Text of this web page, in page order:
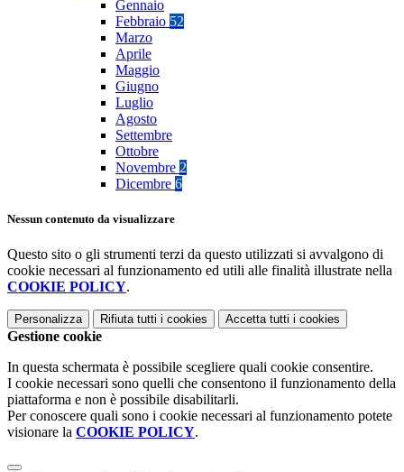
Gennaio
Febbraio 52
Marzo
Aprile
Maggio
Giugno
Luglio
Agosto
Settembre
Ottobre
Novembre 2
Dicembre 6
Nessun contenuto da visualizzare
Questo sito o gli strumenti terzi da questo utilizzati si avvalgono di
cookie necessari al funzionamento ed utili alle finalità illustrate nella
COOKIE POLICY.
Personalizza Rifiuta tutti i cookies Accetta tutti i cookies
Gestione cookie
In questa schermata è possibile scegliere quali cookie consentire.
I cookie necessari sono quelli che consentono il funzionamento della
piattaforma e non è possibile disabilitarli.
Per conoscere quali sono i cookie necessari al funzionamento potete
visionare la COOKIE POLICY.